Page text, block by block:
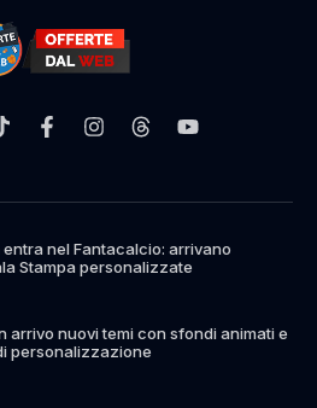
nel Fantacalcio: arrivano
Stampa personalizzate
arrivo nuovi temi con sfondi animati e
personalizzazione